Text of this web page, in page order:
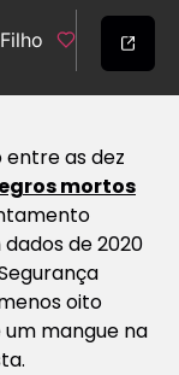
entre as dez
mortos
de 2020
oito
mangue na